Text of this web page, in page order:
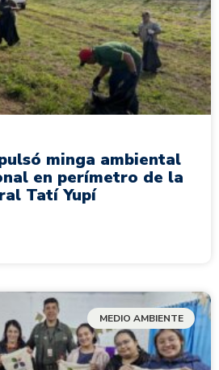
minga ambiental
en perímetro de la
Tatí Yupí
MEDIO AMBIENTE